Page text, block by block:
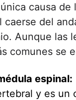
causa
caerse del
Aunque las
comunes se
espinal:
y es un